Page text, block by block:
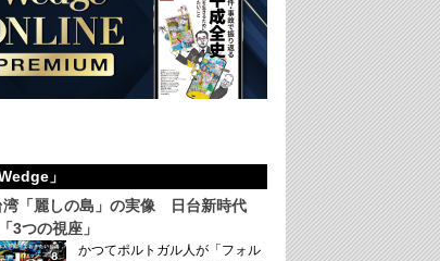
」
湾「麗しの島」の実像 日台新時代
3つの視座」
かつてポルトガル人が「フォル